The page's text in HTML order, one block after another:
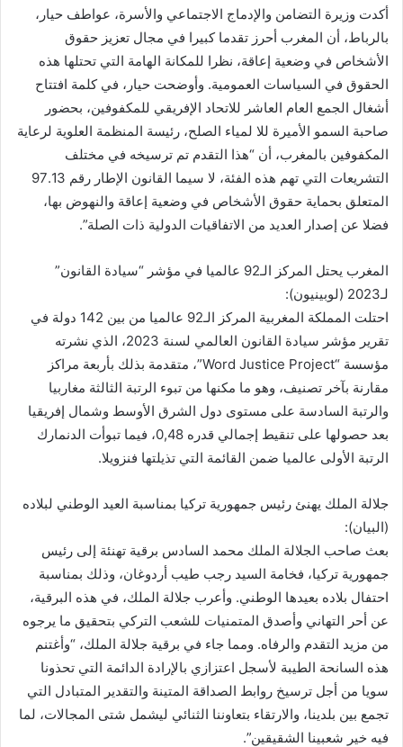
أكدت وزيرة التضامن والإدماج الاجتماعي والأسرة، عواطف حيار،
بالرباط، أن المغرب أحرز تقدما كبيرا في مجال تعزيز حقوق
الأشخاص في وضعية إعاقة، نظرا للمكانة الهامة التي تحتلها هذه
الحقوق في السياسات العمومية. وأوضحت حيار، في كلمة افتتاح
أشغال الجمع العام العاشر للاتحاد الإفريقي للمكفوفين، بحضور
صاحبة السمو الأميرة للا لمياء الصلح، رئيسة المنظمة العلوية لرعاية
المكفوفين بالمغرب، أن “هذا التقدم تم ترسيخه في مختلف
التشريعات التي تهم هذه الفئة، لا سيما القانون الإطار رقم 97.13
المتعلق بحماية حقوق الأشخاص في وضعية إعاقة والنهوض بها،
فضلا عن إصدار العديد من الاتفاقيات الدولية ذات الصلة”.
المغرب يحتل المركز الـ92 عالميا في مؤشر “سيادة القانون”
لـ2023 (لوبينيون):
احتلت المملكة المغربية المركز الـ92 عالميا من بين 142 دولة في
تقرير مؤشر سيادة القانون العالمي لسنة 2023، الذي نشرته
مؤسسة “Word Justice Project”، متقدمة بذلك بأربعة مراكز
مقارنة بآخر تصنيف، وهو ما مكنها من تبوء الرتبة الثالثة مغاربيا
والرتبة السادسة على مستوى دول الشرق الأوسط وشمال إفريقيا
بعد حصولها على تنقيط إجمالي قدره 0,48، فيما تبوأت الدنمارك
الرتبة الأولى عالميا ضمن القائمة التي تذيلتها فنزويلا.
جلالة الملك يهنئ رئيس جمهورية تركيا بمناسبة العيد الوطني لبلاده
(البيان):
بعث صاحب الجلالة الملك محمد السادس برقية تهنئة إلى رئيس
جمهورية تركيا، فخامة السيد رجب طيب أردوغان، وذلك بمناسبة
احتفال بلاده بعيدها الوطني. وأعرب جلالة الملك، في هذه البرقية،
عن أحر التهاني وأصدق المتمنيات للشعب التركي بتحقيق ما يرجوه
من مزيد التقدم والرفاه. ومما جاء في برقية جلالة الملك، “وأغتنم
هذه السانحة الطيبة لأسجل اعتزازي بالإرادة الدائمة التي تحذونا
سويا من أجل ترسيخ روابط الصداقة المتينة والتقدير المتبادل التي
تجمع بين بلدينا، والارتقاء بتعاوننا الثنائي ليشمل شتى المجالات، لما
فيه خير شعبينا الشقيقين”.